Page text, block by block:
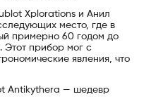
Xplorations и Анил
место, где в
примерно 60 годом до
Этот прибор мог с
явления, что
Antikythera — шедевр